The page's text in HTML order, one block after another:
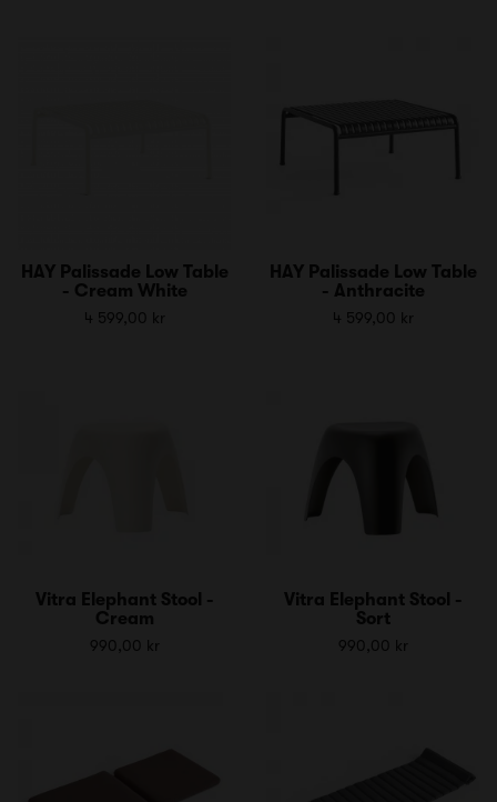
HAY Palissade Low Table
- Cream White
4 599,00 kr
HAY Palissade Low Table
- Anthracite
4 599,00 kr
Vitra Elephant Stool -
Cream
990,00 kr
Vitra Elephant Stool -
Sort
990,00 kr